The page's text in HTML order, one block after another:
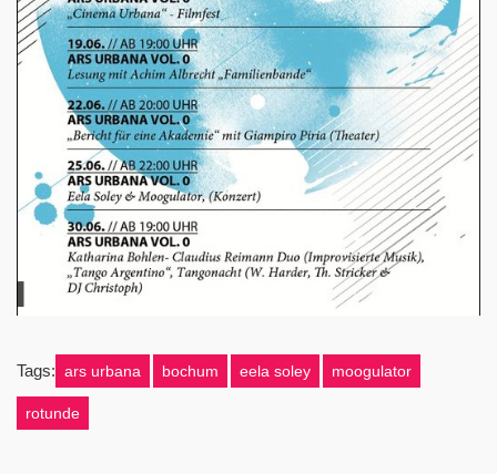
Tags: ars urbana bochum eela soley moogulator
rotunde